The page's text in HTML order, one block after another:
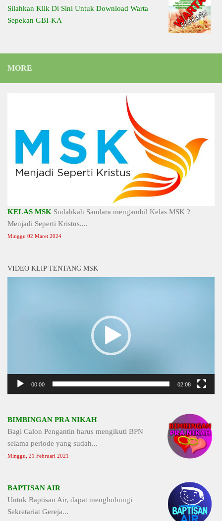
Silahkan Klik Di Sini Untuk Download Warta
Sepekan GBI-KA
MORE
KELAS MSK Sudahkah Saudara mengambil Kelas MSK ?
Menjadi Seperti Kristus....
Minggu 02 Maret 2024
VIDEO KLIP TENTANG MSK
00:00 02:08
BIMBINGAN PRA NIKAH
Bagi Calon Pengantin harus mengikuti BPN
selama periode yang sudah...
Minggu, 21 Februari 2021
BAPTISAN AIR
Untuk Baptisan Air, dapat menghubungi
Sekretariat Gereja...